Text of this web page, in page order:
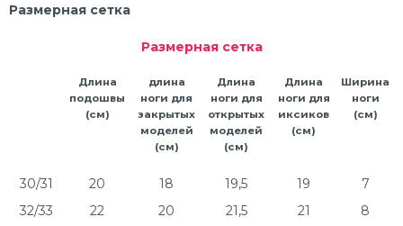
Размерная сетка
Размерная сетка
Длина
подошвы
(см)
длина
ноги для
закрытых
моделей
(см)
Длина
ноги для
открытых
моделей
(см)
Длина
ноги для
иксиков
(см)
Ширина
ноги
(см)
30/31 20 18 19,5 19
7
32/33
22 20 21,5 21
8